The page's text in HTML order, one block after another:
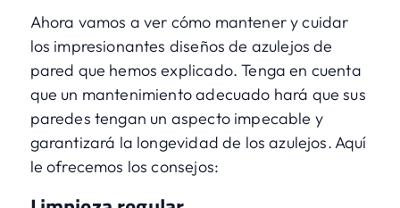
Ahora vamos a ver cómo mantener y cuidar
los impresionantes diseños de azulejos de
pared que hemos explicado. Tenga en cuenta
que un mantenimiento adecuado hará que sus
paredes tengan un aspecto impecable y
garantizará la longevidad de los azulejos. Aquí
le ofrecemos los consejos: